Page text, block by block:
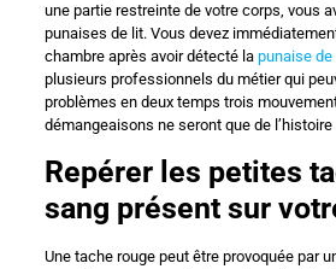
une partie restreinte de votre corps, vous
punaises de lit. Vous devez
chambre après avoir détecté la punaise
plusieurs professionnels du métier qui
problèmes en deux temps trois
démangeaisons ne seront que de
Repérer les petites
sang présent sur
Une tache rouge peut être provoquée par